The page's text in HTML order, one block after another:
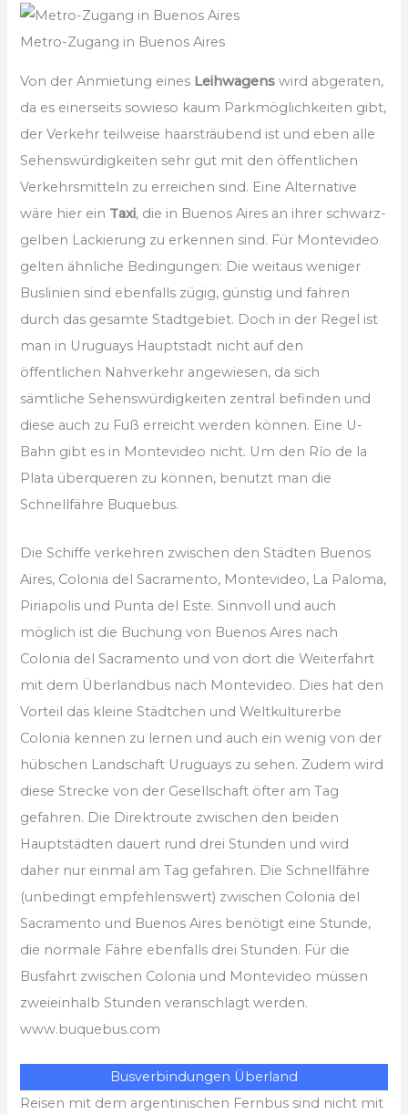
Metro-Zugang in Buenos Aires
Von der Anmietung eines Leihwagens wird abgeraten,
da es einerseits sowieso kaum Parkmöglichkeiten gibt,
der Verkehr teilweise haarsträubend ist und eben alle
Sehenswürdigkeiten sehr gut mit den öffentlichen
Verkehrsmitteln zu erreichen sind. Eine Alternative
wäre hier ein Taxi, die in Buenos Aires an ihrer schwarz-
gelben Lackierung zu erkennen sind. Für Montevideo
gelten ähnliche Bedingungen: Die weitaus weniger
Buslinien sind ebenfalls zügig, günstig und fahren
durch das gesamte Stadtgebiet. Doch in der Regel ist
man in Uruguays Hauptstadt nicht auf den
öffentlichen Nahverkehr angewiesen, da sich
sämtliche Sehenswürdigkeiten zentral befinden und
diese auch zu Fuß erreicht werden können. Eine U-
Bahn gibt es in Montevideo nicht. Um den Río de la
Plata überqueren zu können, benutzt man die
Schnellfähre Buquebus.
Die Schiffe verkehren zwischen den Städten Buenos
Aires, Colonia del Sacramento, Montevideo, La Paloma,
Piriapolis und Punta del Este. Sinnvoll und auch
möglich ist die Buchung von Buenos Aires nach
Colonia del Sacramento und von dort die Weiterfahrt
mit dem Überlandbus nach Montevideo. Dies hat den
Vorteil das kleine Städtchen und Weltkulturerbe
Colonia kennen zu lernen und auch ein wenig von der
hübschen Landschaft Uruguays zu sehen. Zudem wird
diese Strecke von der Gesellschaft öfter am Tag
gefahren. Die Direktroute zwischen den beiden
Hauptstädten dauert rund drei Stunden und wird
daher nur einmal am Tag gefahren. Die Schnellfähre
(unbedingt empfehlenswert) zwischen Colonia del
Sacramento und Buenos Aires benötigt eine Stunde,
die normale Fähre ebenfalls drei Stunden. Für die
Busfahrt zwischen Colonia und Montevideo müssen
zweieinhalb Stunden veranschlagt werden.
www.buquebus.com
Busverbindungen Überland
Reisen mit dem argentinischen Fernbus sind nicht mit